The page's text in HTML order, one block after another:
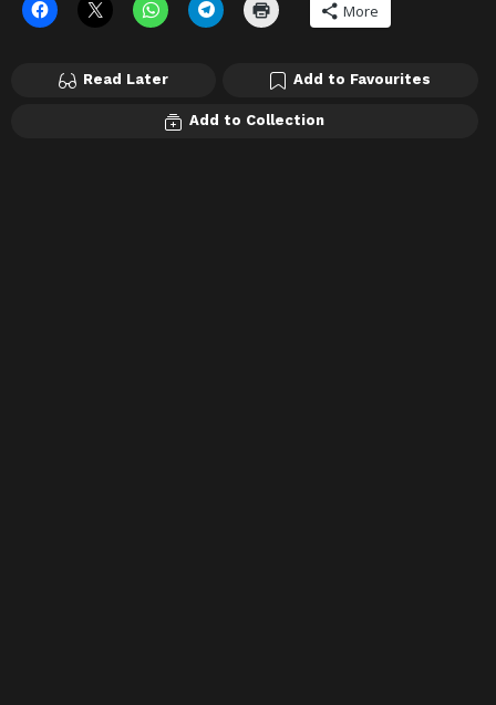
More
Read Later Add to Favourites
Add to Collection